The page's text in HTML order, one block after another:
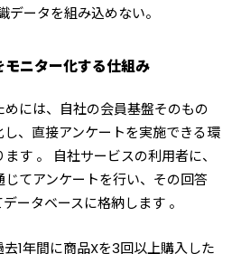
データを組み込めない。
ニター化する仕組み
には、自社の会員基盤そのもの
、直接アンケートを実施できる環
す 。 自社サービスの利用者に、
てアンケートを行い、その回答
ータベースに格納します 。
1年間に商品Xを3回以上購入した